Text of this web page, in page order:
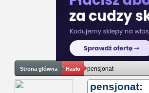
Strona główna Hasło pensjonat
pensjonat: